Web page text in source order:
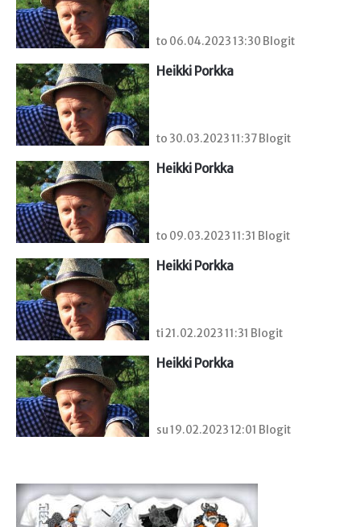
to 06.04.2023 13:30 Blogit
Heikki Porkka
to 30.03.2023 11:37 Blogit
Heikki Porkka
to 09.03.2023 11:31 Blogit
Heikki Porkka
ti 21.02.2023 11:31 Blogit
Heikki Porkka
su 19.02.2023 12:01 Blogit